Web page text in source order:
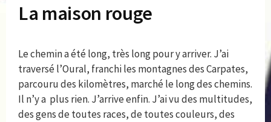
La maison rouge
Le chemin a été long, très long pour y arriver. J’ai
traversé l’Oural, franchi les montagnes des Carpates,
parcouru des kilomètres, marché le long des chemins.
Il n’y a plus rien. J’arrive enfin. J’ai vu des multitudes,
des gens de toutes races, de toutes couleurs, des